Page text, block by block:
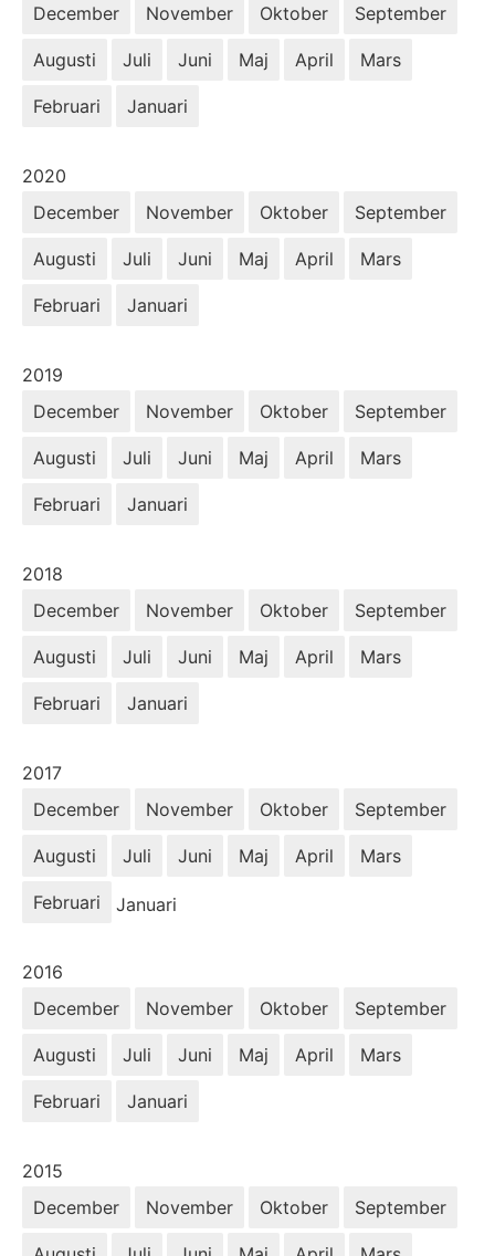
December
November Oktober September
Augusti Juli Juni Maj April Mars
Februari Januari
År:
2020
December
November Oktober September
Augusti Juli Juni Maj April Mars
Februari Januari
År:
2019
December
November Oktober September
Augusti Juli Juni Maj April Mars
Februari Januari
År:
2018
December
November Oktober September
Augusti Juli Juni Maj April Mars
Februari Januari
År:
2017
December
November Oktober September
Augusti Juli Juni Maj April Mars
Februari Januari
År:
2016
December
November Oktober September
Augusti Juli Juni Maj April Mars
Februari Januari
År:
2015
December
November Oktober September